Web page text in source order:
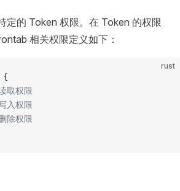
定的 Token 权限。在 Token 的权限
相关权限定义如下：
rust
{
取权限
入权限
除权限